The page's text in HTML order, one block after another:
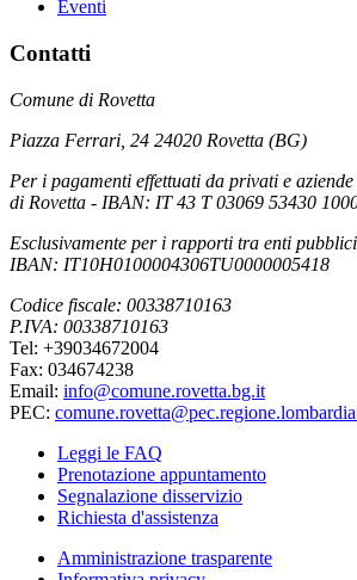
Eventi
Contatti
Comune di Rovetta
Piazza Ferrari, 24 24020 Rovetta (BG)
Per i pagamenti effettuati da privati e
di Rovetta - IBAN: IT 43 T 03069 53430
Esclusivamente per i rapporti tra enti
IBAN: IT10H0100004306TU0000005418
Codice fiscale: 00338710163
P.IVA: 00338710163
Tel: +39034672004
Fax: 034674238
Email: info@comune.rovetta.bg.it
PEC:
Leggi le FAQ
Prenotazione appuntamento
Segnalazione disservizio
Richiesta d'assistenza
Amministrazione trasparente